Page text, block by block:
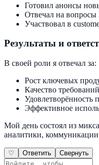
Готовил анонсы
Отвечал на вопросы
Участвовал в
Результаты и
В своей роли я отвечал за:
Рост ключевых
Качество
Удовлетворённость
Эффективное
Мой день состоял из
аналитики, коммуникации
♡ Ответить Свернуть